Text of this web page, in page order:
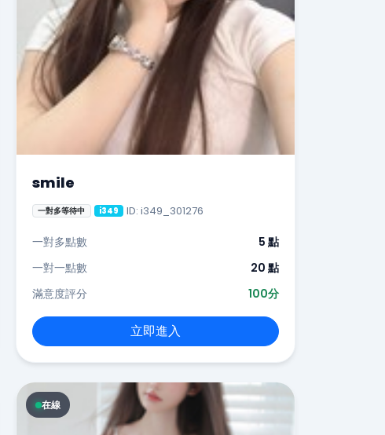
smile
一對多等待中 i349 ID: i349_301276
一對多點數
5 點
一對一點數
20 點
滿意度評分
100分
立即進入
在線